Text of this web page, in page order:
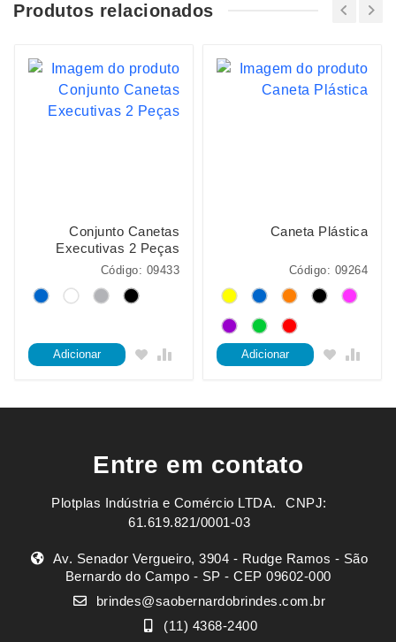
Produtos relacionados
Conjunto Canetas
Executivas 2 Peças
Código: 09433
Adicionar
Caneta Plástica
Código: 09264
Adicionar
Entre em contato
Plotplas Indústria e Comércio LTDA. ㅤㅤㅤ CNPJ:
61.619.821/0001-03
Av. Senador Vergueiro, 3904 - Rudge Ramos - São
Bernardo do Campo - SP - CEP 09602-000
brindes@saobernardobrindes.com.br
(11) 4368-2400